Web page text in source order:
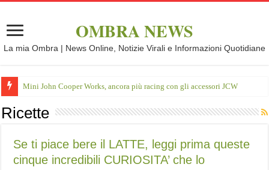
OMBRA NEWS
La mia Ombra | News Online, Notizie Virali e Informazioni Quotidiane
Mini John Cooper Works, ancora più racing con gli accessori JCW
Ricette
Se ti piace bere il LATTE, leggi prima queste
cinque incredibili CURIOSITA’ che lo